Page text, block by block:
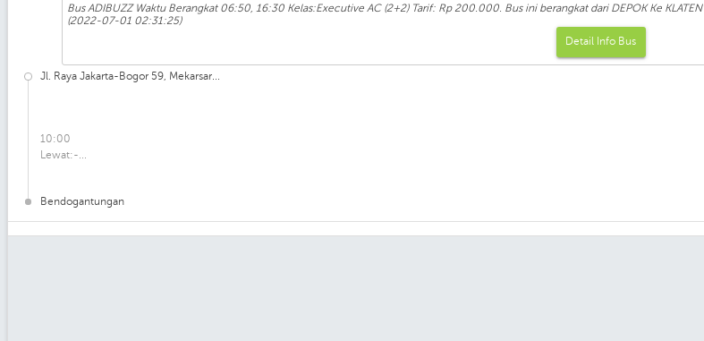
Bus ADIBUZZ Waktu Berangkat 06:50, 16:30 Kelas:Executive AC (2+2) Tarif: Rp 200.000. Bus ini berangkat dari DEPOK Ke KLATEN .
(2022-07-01 02:31:25)
Detail Info Bus
Jl. Raya Jakarta-Bogor 59, Mekarsar...
10:00
Lewat:-...
Bendogantungan